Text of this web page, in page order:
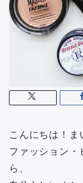
こんにちは！ま
ファッション・
ら、